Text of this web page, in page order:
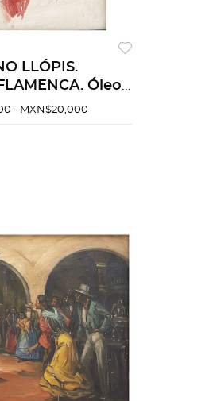
LLÓPIS.
Óleo
"C Ruano
- MXN$20,000